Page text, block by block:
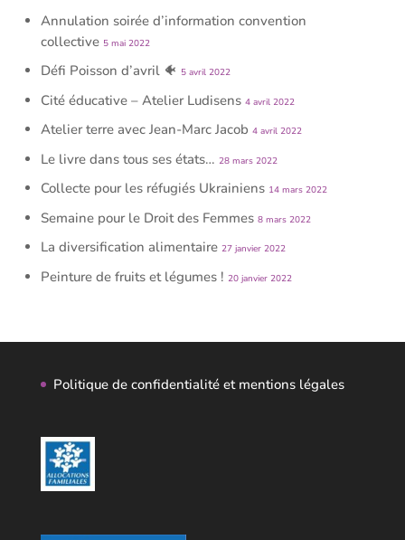
Annulation soirée d’information convention
collective 5 mai 2022
Défi Poisson d’avril 🐠 5 avril 2022
Cité éducative – Atelier Ludisens 4 avril 2022
Atelier terre avec Jean-Marc Jacob 4 avril 2022
Le livre dans tous ses états… 28 mars 2022
Collecte pour les réfugiés Ukrainiens 14 mars 2022
Semaine pour le Droit des Femmes 8 mars 2022
La diversification alimentaire 27 janvier 2022
Peinture de fruits et légumes ! 20 janvier 2022
Politique de confidentialité et mentions légales